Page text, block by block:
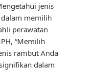
jenis
memilih
perawatan
“Memilih
rambut Anda
dalam